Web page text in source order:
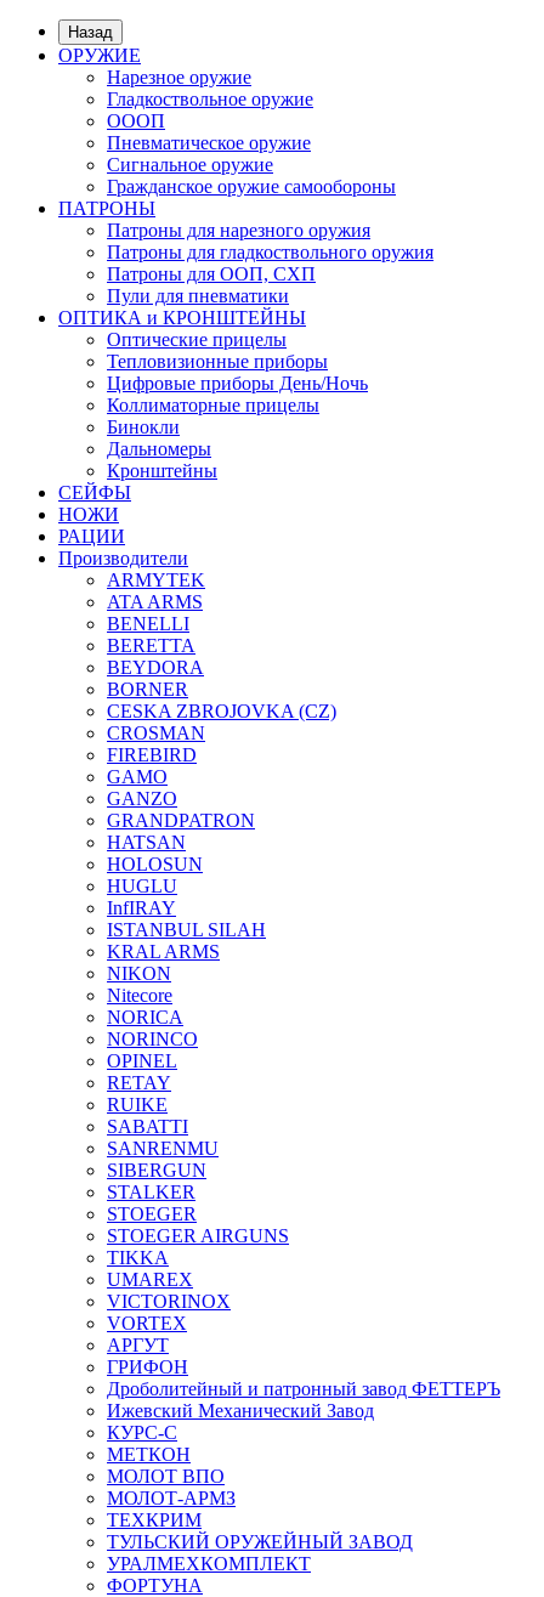
Назад
ОРУЖИЕ
Нарезное оружие
Гладкоствольное оружие
ОООП
Пневматическое оружие
Сигнальное оружие
Гражданское оружие самообороны
ПАТРОНЫ
Патроны для нарезного оружия
Патроны для гладкоствольного оружия
Патроны для ООП, СХП
Пули для пневматики
ОПТИКА и КРОНШТЕЙНЫ
Оптические прицелы
Тепловизионные приборы
Цифровые приборы День/Ночь
Коллиматорные прицелы
Бинокли
Дальномеры
Кронштейны
СЕЙФЫ
НОЖИ
РАЦИИ
Производители
ARMYTEK
ATA ARMS
BENELLI
BERETTA
BEYDORA
BORNER
CESKA ZBROJOVKA (CZ)
CROSMAN
FIREBIRD
GAMO
GANZO
GRANDPATRON
HATSAN
HOLOSUN
HUGLU
InfIRAY
ISTANBUL SILAH
KRAL ARMS
NIKON
Nitecore
NORICA
NORINCO
OPINEL
RETAY
RUIKE
SABATTI
SANRENMU
SIBERGUN
STALKER
STOEGER
STOEGER AIRGUNS
TIKKA
UMAREX
VICTORINOX
VORTEX
АРГУТ
ГРИФОН
Дроболитейный и патронный завод ФЕТТЕРЪ
Ижевский Механический Завод
КУРС-С
МЕТКОН
МОЛОТ ВПО
МОЛОТ-АРМЗ
ТЕХКРИМ
ТУЛЬСКИЙ ОРУЖЕЙНЫЙ ЗАВОД
УРАЛМЕХКОМПЛЕКТ
ФОРТУНА